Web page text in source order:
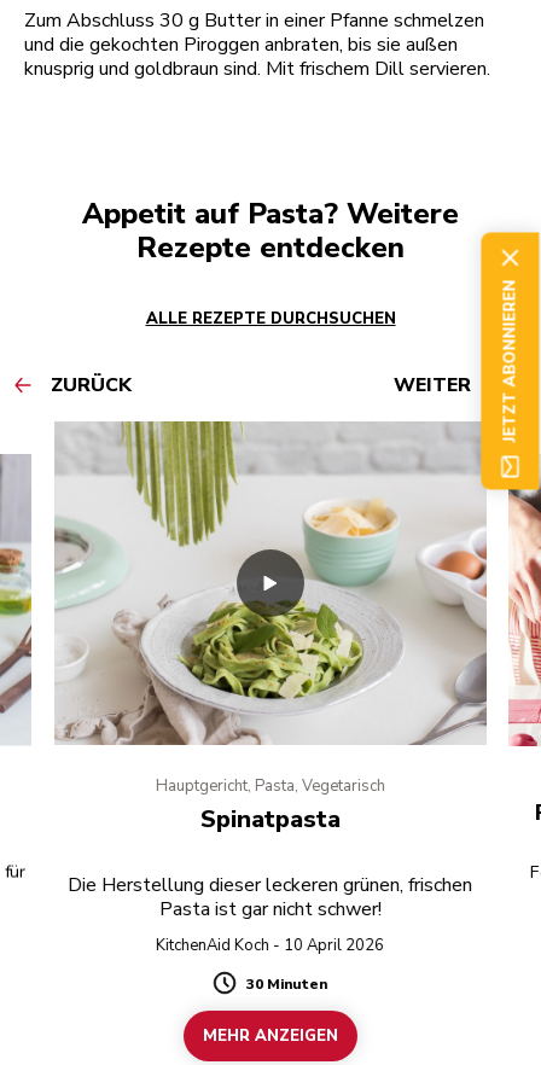
Zum Abschluss 30 g Butter in einer Pfanne schmelzen
und die gekochten Piroggen anbraten, bis sie außen
knusprig und goldbraun sind. Mit frischem Dill servieren.
Appetit auf Pasta? Weitere
Rezepte entdecken
ALLE REZEPTE DURCHSUCHEN
ZURÜCK WEITER
für
Hauptgericht, Pasta, Vegetarisch
Spinatpasta
Die Herstellung dieser leckeren grünen, frischen
Pasta ist gar nicht schwer!
KitchenAid Koch - 10 April 2026
Duration
30 Minuten
MEHR ANZEIGEN
JETZT ABONNIEREN